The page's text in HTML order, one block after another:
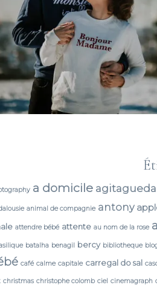
a domicile agitagueda
animal de compagnie antony
attendre bébé attente au nom de la rose
batalha benagil bercy bibliotheque
café calme capitale carregal do sal
christmas christophe colomb ciel cinemagraph